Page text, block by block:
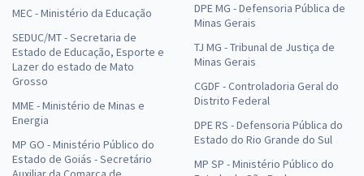
MEC - Ministério da Educação
SEDUC/MT - Secretaria de
Estado de Educação, Esporte e
Lazer do estado de Mato
Grosso
MME - Ministério de Minas e
Energia
MP GO - Ministério Público do
Estado de Goiás - Secretário
DPE MG - Defensoria Pública de
Minas Gerais
TJ MG - Tribunal de Justiça de
Minas Gerais
CGDF - Controladoria Geral do
Distrito Federal
DPE RS - Defensoria Pública do
Estado do Rio Grande do Sul
MP SP - Ministério Público do